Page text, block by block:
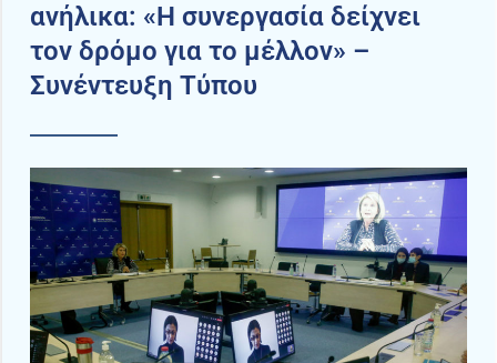
ανήλικα: «Η συνεργασία δείχνει
τον δρόμο για το μέλλον» –
Συνέντευξη Τύπου